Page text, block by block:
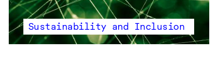
Sustainability and Inclusion